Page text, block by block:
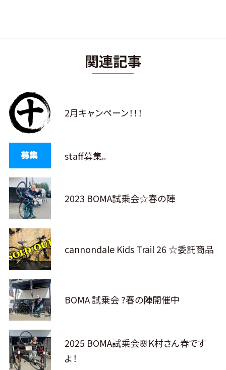
関連記事
2月キャンペーン！！！
staff募集。
2023 BOMA試乗会☆春の陣
cannondale Kids Trail 26 ☆委託商品
BOMA 試乗会 ?春の陣開催中
2025 BOMA試乗会🌸K村さん春です
よ！